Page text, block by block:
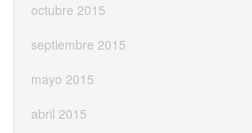
octubre 2015
septiembre 2015
mayo 2015
abril 2015